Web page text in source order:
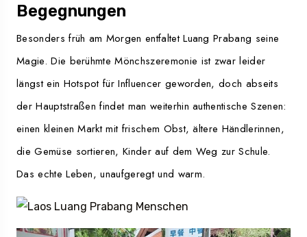
Begegnungen
Besonders früh am Morgen entfaltet Luang Prabang seine
Magie. Die berühmte Mönchszeremonie ist zwar leider
längst ein Hotspot für Influencer geworden, doch abseits
der Hauptstraßen findet man weiterhin authentische Szenen:
einen kleinen Markt mit frischem Obst, ältere Händlerinnen,
die Gemüse sortieren, Kinder auf dem Weg zur Schule.
Das echte Leben, unaufgeregt und warm.